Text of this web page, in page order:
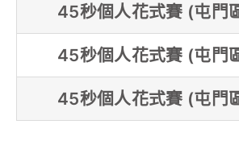
45秒個人花式賽 (屯門
45秒個人花式賽 (屯門
45秒個人花式賽 (屯門